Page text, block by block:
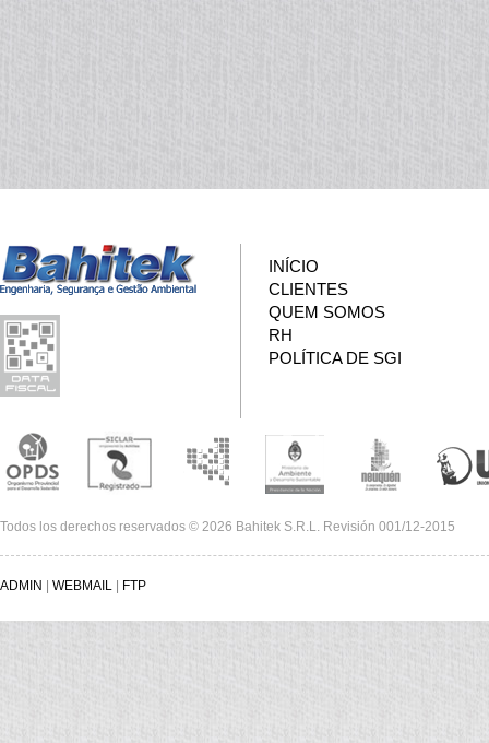
INÍCIO
CLIENTES
QUEM SOMOS
RH
POLÍTICA DE SGI
Todos los derechos reservados © 2026 Bahitek S.R.L. Revisión 001/12-2015
ADMIN WEBMAIL FTP